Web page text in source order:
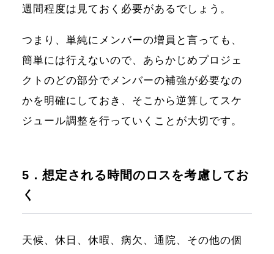
週間程度は見ておく必要があるでしょう。
つまり、単純にメンバーの増員と言っても、
簡単には行えないので、あらかじめプロジェ
クトのどの部分でメンバーの補強が必要なの
かを明確にしておき、そこから逆算してスケ
ジュール調整を行っていくことが大切です。
5．想定される時間のロスを考慮してお
く
天候、休日、休暇、病欠、通院、その他の個